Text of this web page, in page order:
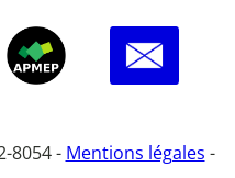
8054 - Mentions légales -